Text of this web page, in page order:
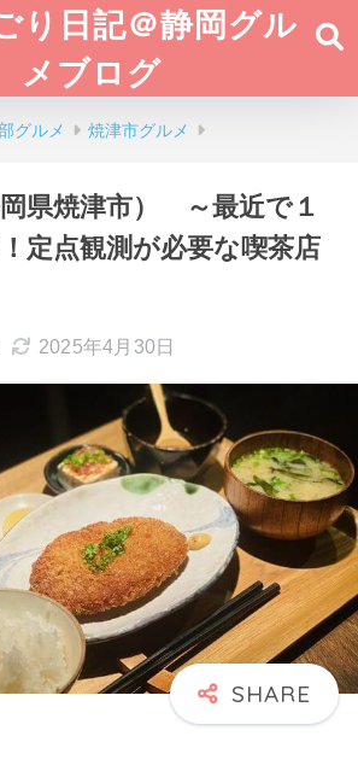
り日記＠静岡グル
メブログ
グルメ 焼津市グルメ
県焼津市） ～最近で１
定点観測が必要な喫茶店
2025年4月30日